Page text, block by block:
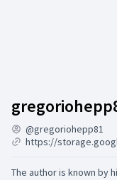
@gregoriohepp81
The author is known by